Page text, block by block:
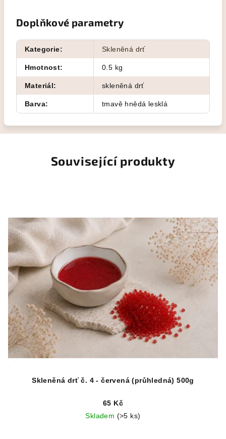
Doplňkové parametry
Kategorie: Skleněná drť
Hmotnost: 0.5 kg
Materiál: skleněná drť
Barva: tmavě hnědá lesklá
Související produkty
Skleněná drť č. 4 - červená (průhledná) 500g
65 Kč
Skladem (>5 ks)